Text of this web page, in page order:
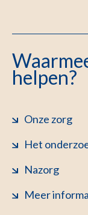
helpen?
Onze zorg
Het
Nazorg
Meer